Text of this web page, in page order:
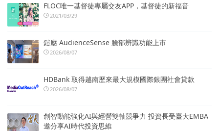
FLOC唯一基督徒專屬交友APP，基督徒的新福音
2021/03/29
鎧應 AudienceSense 臉部辨識功能上市
2026/08/07
HDBank 取得越南歷來最大規模國際銀團社會貸款
2026/08/07
創智動能強化AI與經營雙軸競爭力 投資長受臺大EMBA
邀分享AI時代投資思維